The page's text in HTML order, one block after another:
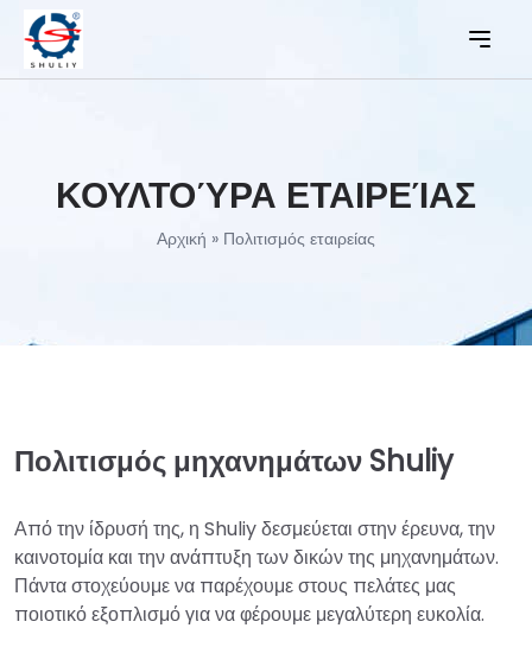
ΚΟΥΛΤΟΎΡΑ ΕΤΑΙΡΕΊΑΣ
Αρχική » Πολιτισμός εταιρείας
Πολιτισμός μηχανημάτων Shuliy
Από την ίδρυσή της, η Shuliy δεσμεύεται στην έρευνα, την
καινοτομία και την ανάπτυξη των δικών της μηχανημάτων.
Πάντα στοχεύουμε να παρέχουμε στους πελάτες μας
ποιοτικό εξοπλισμό για να φέρουμε μεγαλύτερη ευκολία.